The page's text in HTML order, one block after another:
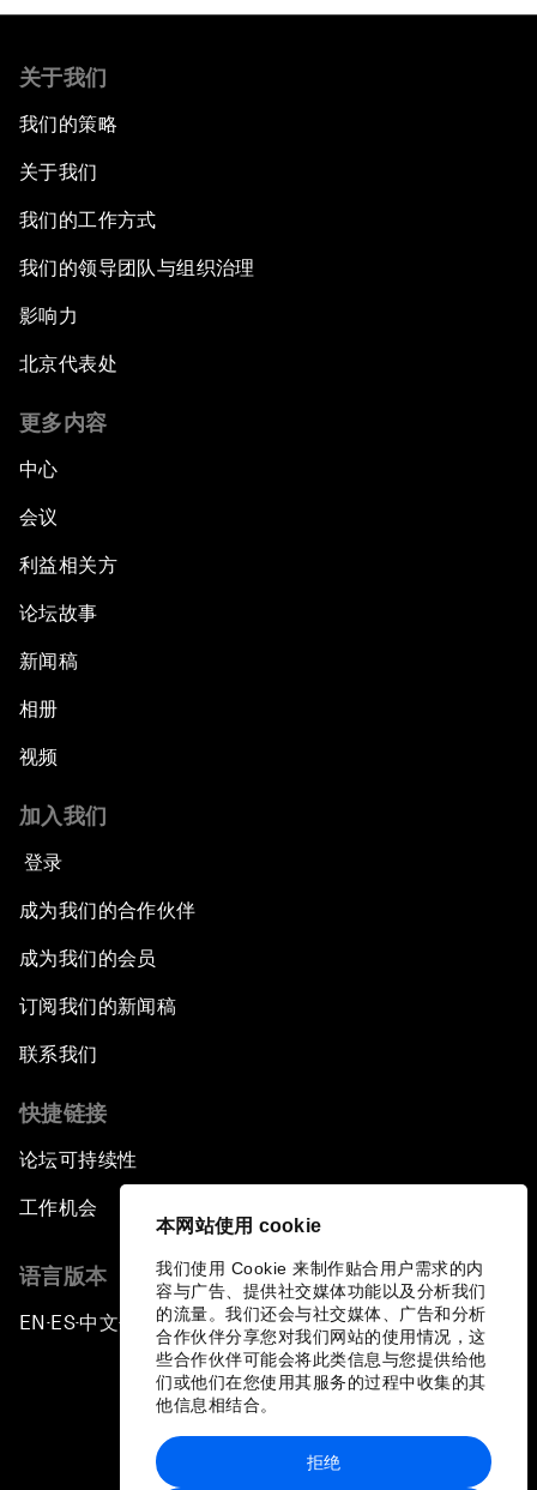
本网站使用 cookie
我们使用 Cookie 来制作贴合用户需求的内
容与广告、提供社交媒体功能以及分析我们
的流量。我们还会与社交媒体、广告和分析
合作伙伴分享您对我们网站的使用情况，这
些合作伙伴可能会将此类信息与您提供给他
们或他们在您使用其服务的过程中收集的其
他信息相结合。
拒绝
关于我们
我们的策略
关于我们
我们的工作方式
我们的领导团队与组织治理
影响力
北京代表处
更多内容
中心
会议
利益相关方
论坛故事
新闻稿
相册
视频
加入我们
登录
成为我们的合作伙伴
成为我们的会员
订阅我们的新闻稿
联系我们
快捷链接
论坛可持续性
工作机会
语言版本
EN ▪ES▪中文▪ 日本語